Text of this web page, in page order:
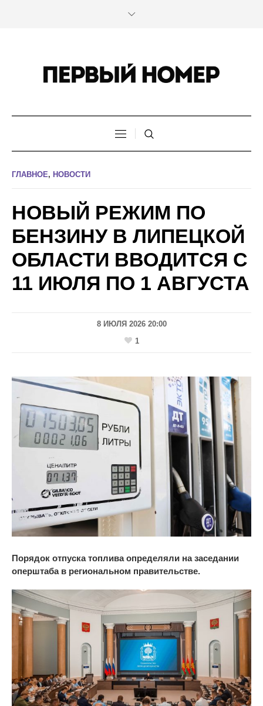
ГЛАВНОЕ, НОВОСТИ
НОВЫЙ РЕЖИМ ПО
БЕНЗИНУ В ЛИПЕЦКОЙ
ОБЛАСТИ ВВОДИТСЯ С
11 ИЮЛЯ ПО 1 АВГУСТА
8 ИЮЛЯ 2026 20:00
1
Порядок отпуска топлива определяли на заседании
оперштаба в региональном правительстве.